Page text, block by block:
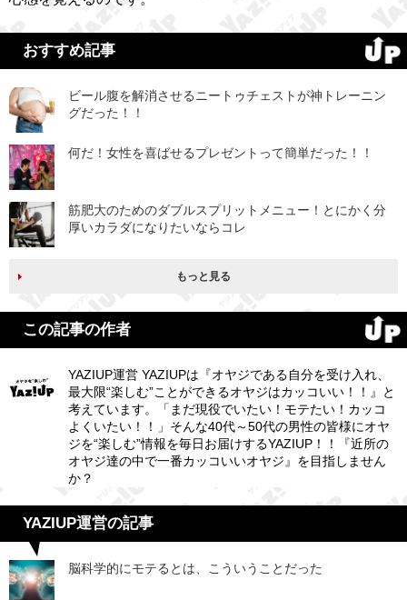
おすすめ記事
ビール腹を解消させるニートゥチェストが神トレーニン
グだった！！
何だ！女性を喜ばせるプレゼントって簡単だった！！
筋肥大のためのダブルスプリットメニュー！とにかく分
厚いカラダになりたいならコレ
もっと見る
この記事の作者
YAZIUP運営 YAZIUPは『オヤジである自分を受け入れ、
最大限“楽しむ”ことができるオヤジはカッコいい！！』と
考えています。「まだ現役でいたい！モテたい！カッコ
よくいたい！！」そんな40代～50代の男性の皆様にオヤ
ジを“楽しむ”情報を毎日お届けするYAZIUP！！『近所の
オヤジ達の中で一番カッコいいオヤジ』を目指しません
か？
YAZIUP運営の記事
脳科学的にモテるとは、こういうことだった